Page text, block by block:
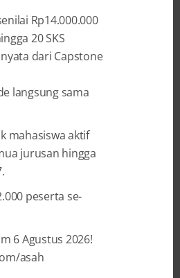
– CEO Educa Studio
untuk menulis tentang
membuat lebih dari 100
waktu 1 tahun, saya
catatan saya yang
diketahui sebelumnya,
menjadi core value dari
seminar ...
Rp14.000.000
20 SKS
dari Capstone
langsung sama
mahasiswa aktif
jurusan hingga
peserta se-
6 Agustus 2026!
asah